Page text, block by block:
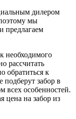
дилером
мы
предлагаем
необходимого
рассчитать
обратиться к
забор в
всех особенностей.
цена на забор из